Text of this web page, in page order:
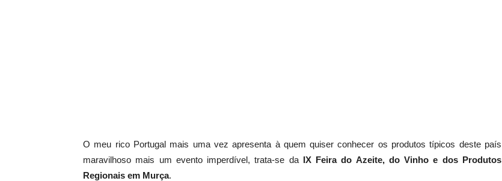
O meu rico Portugal mais uma vez apresenta à quem quiser conhecer os produtos típicos deste país
maravilhoso mais um evento imperdível, trata-se da IX Feira do Azeite, do Vinho e dos Produtos
Regionais em Murça.